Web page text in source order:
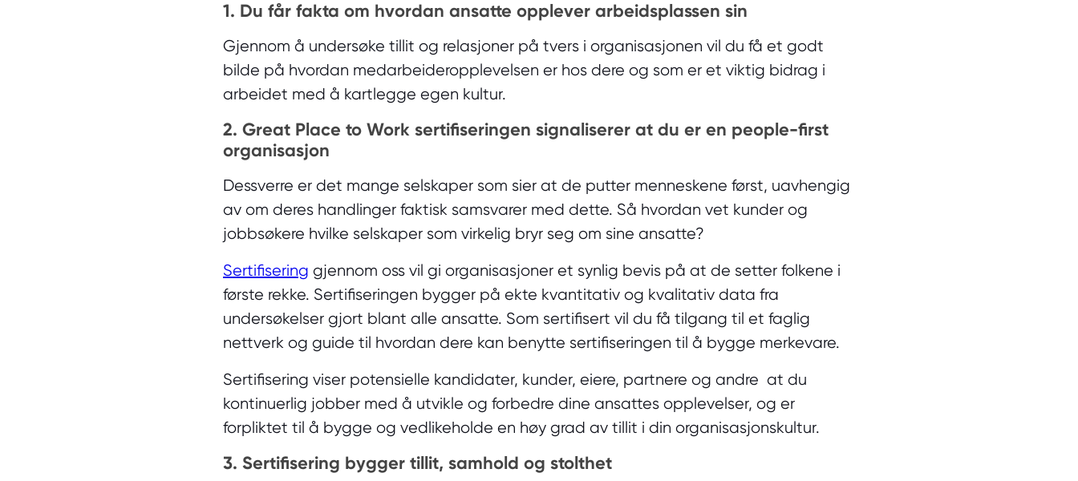
1. Du får fakta om hvordan ansatte opplever arbeidsplassen sin
Gjennom å undersøke tillit og relasjoner på tvers i organisasjonen vil du få et godt
bilde på hvordan medarbeideropplevelsen er hos dere og som er et viktig bidrag i
arbeidet med å kartlegge egen kultur.
2. Great Place to Work sertifiseringen signaliserer at du er en people-first
organisasjon
Dessverre er det mange selskaper som sier at de putter menneskene først, uavhengig
av om deres handlinger faktisk samsvarer med dette. Så hvordan vet kunder og
jobbsøkere hvilke selskaper som virkelig bryr seg om sine ansatte?
Sertifisering gjennom oss vil gi organisasjoner et synlig bevis på at de setter folkene i
første rekke. Sertifiseringen bygger på ekte kvantitativ og kvalitativ data fra
undersøkelser gjort blant alle ansatte. Som sertifisert vil du få tilgang til et faglig
nettverk og guide til hvordan dere kan benytte sertifiseringen til å bygge merkevare.
Sertifisering viser potensielle kandidater, kunder, eiere, partnere og andre at du
kontinuerlig jobber med å utvikle og forbedre dine ansattes opplevelser, og er
forpliktet til å bygge og vedlikeholde en høy grad av tillit i din organisasjonskultur.
3. Sertifisering bygger tillit, samhold og stolthet